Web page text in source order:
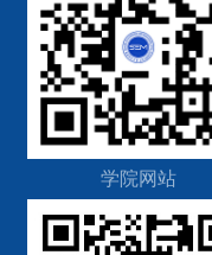
学院网站